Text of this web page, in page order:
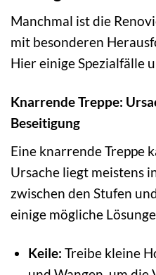
Manchmal ist die
mit besonderen
Hier einige Spezialfälle
Knarrende Treppe:
Beseitigung
Eine knarrende Treppe
Ursache liegt meistens
zwischen den Stufen
einige mögliche
Keile: Treibe kleine